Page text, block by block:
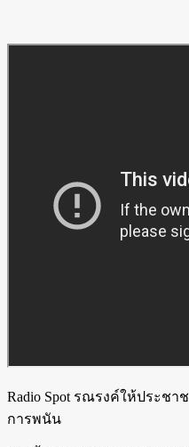
Radio Spot รณรงค์ให้ประชา
การพนัน